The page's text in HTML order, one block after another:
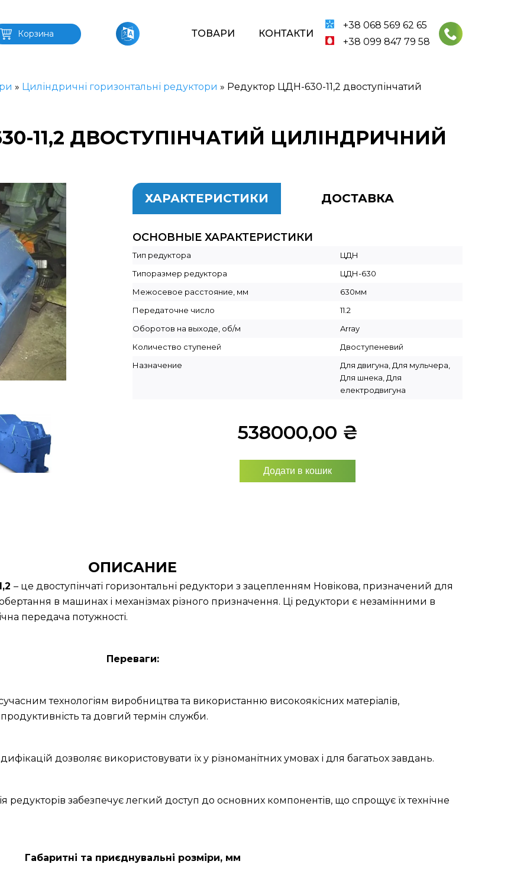
Корзина ТОВАРИ КОНТАКТИ
+38 068 569 62 65
+38 099 847 79 58
» Циліндричні горизонтальні редуктори » Редуктор ЦДН-630-11,2 двоступінчатий
11,2 ДВОСТУПІНЧАТИЙ ЦИЛІНДРИЧНИЙ
ХАРАКТЕРИСТИКИ ДОСТАВКА
ОСНОВНЫЕ ХАРАКТЕРИСТИКИ
Тип редуктора
ЦДН
Типоразмер редуктора
ЦДН-630
Межосевое расстояние, мм
630мм
Передаточне число
11.2
Оборотов на выходе, об/м
Array
Количество ступеней
Двоступеневий
Назначение
Для двигуна, Для мульчера,
Для шнека, Для
електродвигуна
538000,00 ₴
Додати в кошик
ОПИСАНИЕ
– це двоступінчаті горизонтальні редуктори з зацепленням Новікова, призначений для
в машинах і механізмах різного призначення. Ці редуктори є незамінними в
передача потужності.
Переваги:
технологіям виробництва та використанню високоякісних матеріалів,
та довгий термін служби.
дозволяє використовувати їх у різноманітних умовах і для багатьох завдань.
редукторів забезпечує легкий доступ до основних компонентів, що спрощує їх технічне
Габаритні та приєднувальні розміри, мм